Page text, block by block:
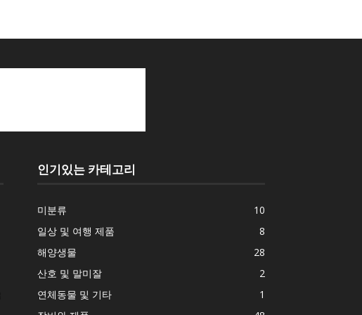
인기있는 카테고리
미분류
10
일상 및 여행 제품
8
해양생물
28
산호 및 말미잘
2
연체동물 및 기타
1